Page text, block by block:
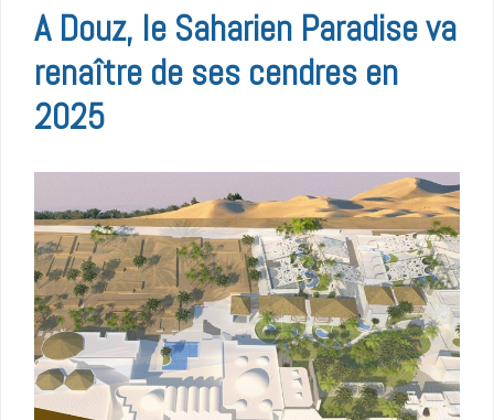
A Douz, le Saharien Paradise va
renaître de ses cendres en
2025